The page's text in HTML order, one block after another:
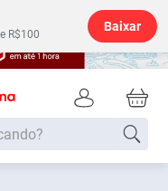
R$100
Baixar